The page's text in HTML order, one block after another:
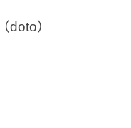
doto）